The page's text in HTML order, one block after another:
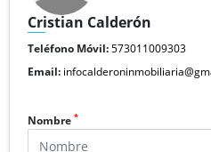
Cristian Calderón
Teléfono Móvil:573011009303
Email:
Nombre *